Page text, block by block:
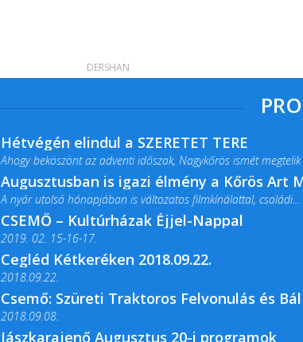
Hétvégén elindul a SZERETET TERE
Ahogy beköszönt az adventi időszak, Nagykőrös ismét
Augusztusban is igazi élmény a Kőrös Art
A nyár utolsó hónapjában is változatos filmkínálattal, családi...
CSEMŐ – Kultúrházak Éjjel-Nappal
2019. 02. 15-16-17.
Színes és tartalmas programokkal várja a Csemői Községi
Cegléd Kétkeréken 2018.09.22.
2018.09.22.
Csemő: Szüreti Traktoros Felvonulás és Bál
2018.09.08.
Jászkarajenő Augusztus 20-i programok
DERSHAN